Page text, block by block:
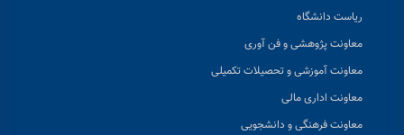
ریاست دانشگاه
معاونت پژوهشی و فن آوری
معاونت آموزشی و تحصیلات تکمیلی
معاونت اداری مالی
معاونت فرهنگی و دانشجویی